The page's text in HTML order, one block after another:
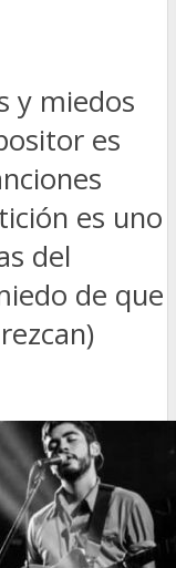
y miedos
es
es uno
del
de que